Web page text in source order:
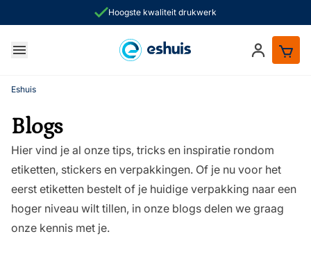
Hoogste kwaliteit drukwerk
Inloggen
Eshuis
Blogs
Hier vind je al onze tips, tricks en inspiratie rondom
etiketten, stickers en verpakkingen. Of je nu voor het
eerst etiketten bestelt of je huidige verpakking naar een
hoger niveau wilt tillen, in onze blogs delen we graag
onze kennis met je.